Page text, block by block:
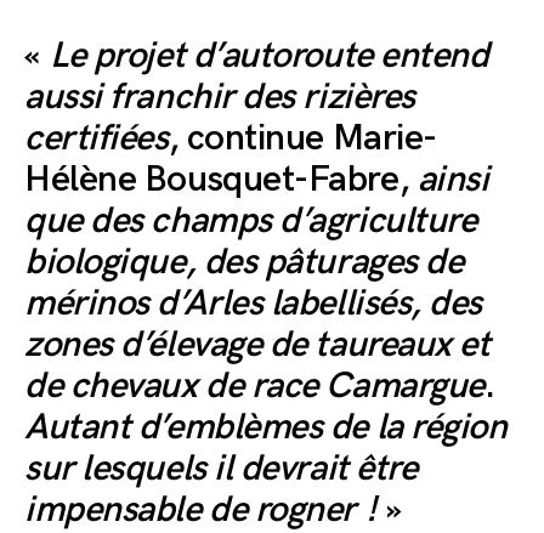
« Le projet d’autoroute entend
aussi franchir des rizières
certifiées, continue Marie-
Hélène Bousquet-Fabre, ainsi
que des champs d’agriculture
biologique, des pâturages de
mérinos d’Arles labellisés, des
zones d’élevage de taureaux et
de chevaux de race Camargue.
Autant d’emblèmes de la région
sur lesquels il devrait être
impensable de rogner !»